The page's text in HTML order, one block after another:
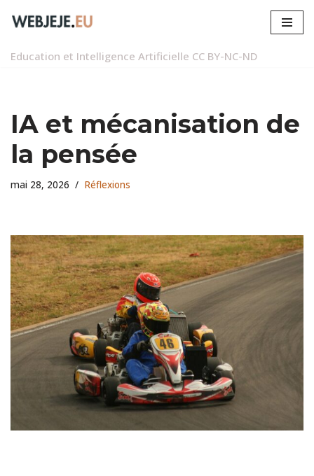
au
Education et Intelligence Artificielle CC BY-NC-ND
IA et mécanisation de
la pensée
mai 28, 2026 Réflexions